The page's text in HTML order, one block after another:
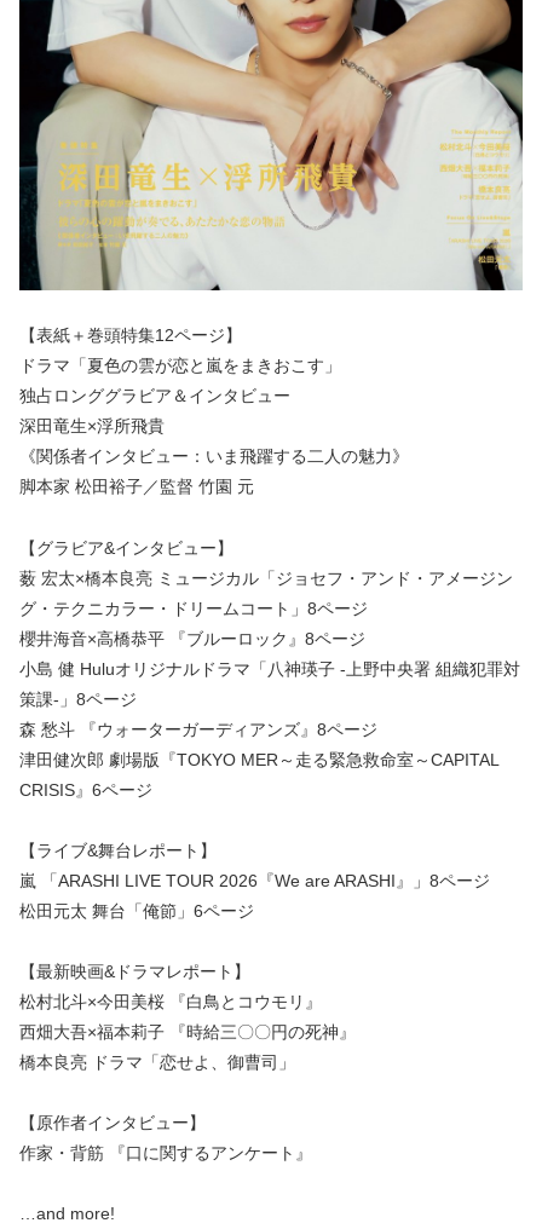
【表紙＋巻頭特集12ページ】
ドラマ「夏色の雲が恋と嵐をまきおこす」
独占ロンググラビア＆インタビュー
深田竜生×浮所飛貴
《関係者インタビュー：いま飛躍する二人の魅力》
脚本家 松田裕子／監督 竹園 元
【グラビア&インタビュー】
薮 宏太×橋本良亮 ミュージカル「ジョセフ・アンド・アメージン
グ・テクニカラー・ドリームコート」8ページ
櫻井海音×高橋恭平 『ブルーロック』8ページ
小島 健 Huluオリジナルドラマ「八神瑛子 -上野中央署 組織犯罪対
策課-」8ページ
森 愁斗 『ウォーターガーディアンズ』8ページ
津田健次郎 劇場版『TOKYO MER～走る緊急救命室～CAPITAL
CRISIS』6ページ
【ライブ&舞台レポート】
嵐 「ARASHI LIVE TOUR 2026『We are ARASHI』」8ページ
松田元太 舞台「俺節」6ページ
【最新映画&ドラマレポート】
松村北斗×今田美桜 『白鳥とコウモリ』
西畑大吾×福本莉子 『時給三〇〇円の死神』
橋本良亮 ドラマ「恋せよ、御曹司」
【原作者インタビュー】
作家・背筋 『口に関するアンケート』
…and more!